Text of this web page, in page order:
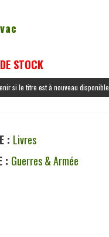
STOCK
si le titre est à nouveau disponible
: Livres
: Guerres & Armée